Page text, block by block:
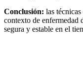
Conclusión: las
contexto de enfermedad
segura y estable en el